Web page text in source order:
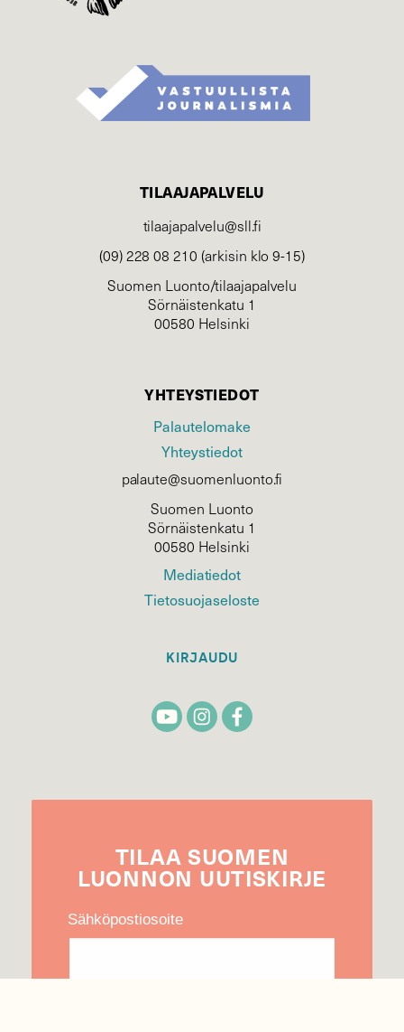
TILAAJAPALVELU
tilaajapalvelu@sll.fi
(09) 228 08 210 (arkisin klo 9-15)
Suomen Luonto/tilaajapalvelu
Sörnäistenkatu 1
00580 Helsinki
YHTEYSTIEDOT
Palautelomake
Yhteystiedot
palaute@suomenluonto.fi
Suomen Luonto
Sörnäistenkatu 1
00580 Helsinki
Mediatiedot
Tietosuojaseloste
KIRJAUDU
TILAA SUOMEN
LUONNON UUTIS­KIRJE
Sähköpostiosoite